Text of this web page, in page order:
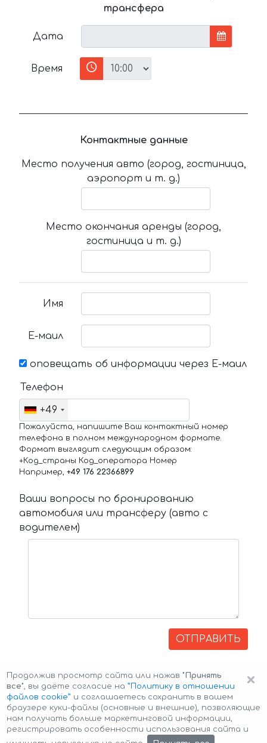
трансфера
Дата
Время
Контактные данные
Место получения авто (город, гостиница,
аэропорт и т. д.)
Место окончания аренды (город,
гостиница и т. д.)
Имя
Е-маил
оповещать об информации через Е-маил
Телефон
+49
Пожалуйста, напишите Ваш контактный номер
телефона в полном международном формате.
Формат выглядит следующим образом:
+Код_страны Код_оператора Номер
Например, +49 176 22366899
Ваши вопросы по бронированию
автомобиля или трансферу (авто с
водителем)
ОТПРАВИТЬ
×
Продолжив просмотр сайта или нажав "Принять
все", вы даёте согласие на ”Политику в отношении
файлов cookie” и соглашаетесь сохранить в вашем
браузере куки-файлы (основные и внешние), позволяющие
нам получать больше маркетинговой информации,
регистрировать особенности использования сайта и